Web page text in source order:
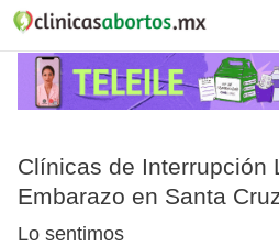
Clínicas de Interrupción
Embarazo en Santa
Lo sentimos